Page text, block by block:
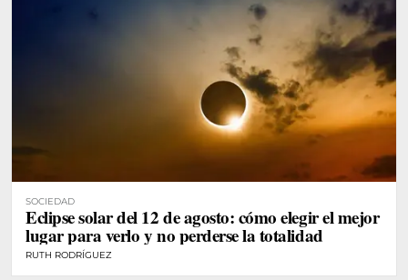
SOCIEDAD
Eclipse solar del 12 de agosto: cómo elegir el mejor
lugar para verlo y no perderse la totalidad
RUTH RODRÍGUEZ